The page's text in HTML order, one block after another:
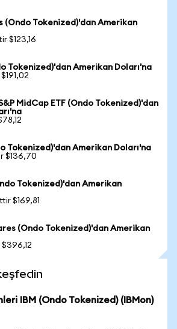
(Ondo Tokenized)'dan Amerikan
$123,16
Tokenized)'dan Amerikan Doları'na
MidCap ETF (Ondo Tokenized)'dan
Tokenized)'dan Amerikan Doları'na
$136,70
Tokenized)'dan Amerikan
$169,81
(Ondo Tokenized)'dan Amerikan
IBM (Ondo Tokenized) (IBMon)